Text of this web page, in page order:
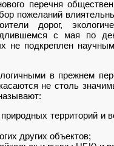
перечня
пожеланий
дорог,
длившемся с мая по
не подкреплен
в прежнем
не столь
территорий и
других объектов;